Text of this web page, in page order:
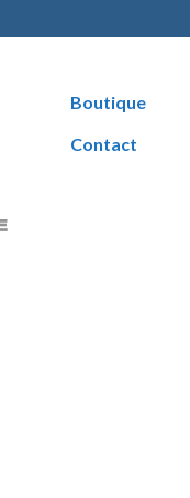
Boutique
Contact